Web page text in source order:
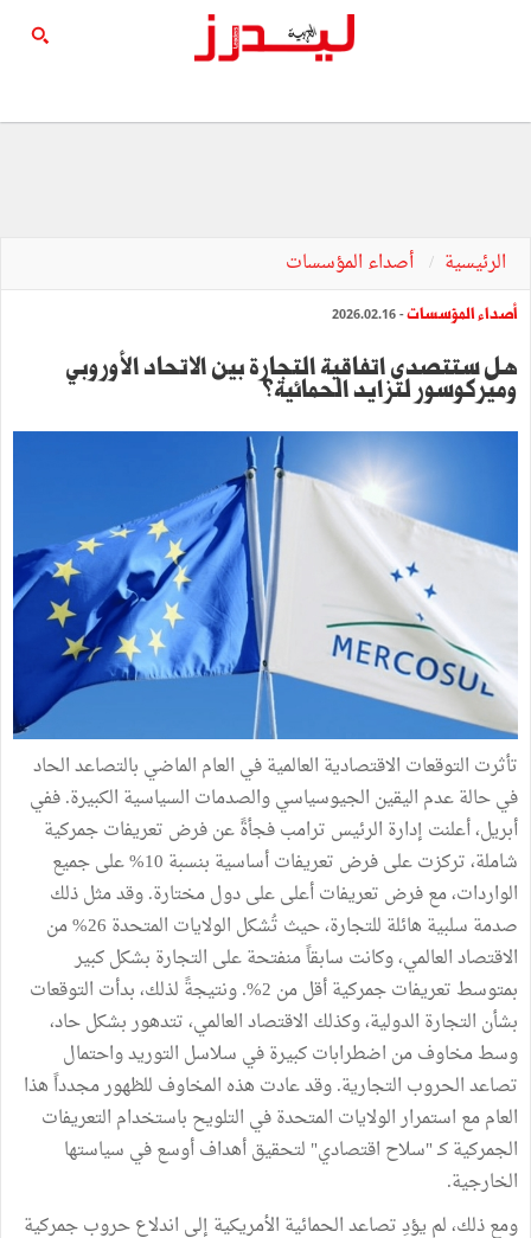
الرئيسية أصداء المؤسسات
أصداء المؤسسات- 2026.02.16
هل ستتصدى اتفاقية التجارة بين الاتحاد الأوروبي
وميركوسور لتزايد الحمائية؟
تأثرت التوقعات الاقتصادية العالمية في العام الماضي بالتصاعد الحاد
في حالة عدم اليقين الجيوسياسي والصدمات السياسية الكبيرة. ففي
أبريل، أعلنت إدارة الرئيس ترامب فجأةً عن فرض تعريفات جمركية
شاملة، تركزت على فرض تعريفات أساسية بنسبة 10% على جميع
الواردات، مع فرض تعريفات أعلى على دول مختارة. وقد مثل ذلك
صدمة سلبية هائلة للتجارة، حيث تُشكل الولايات المتحدة 26% من
الاقتصاد العالمي، وكانت سابقاً منفتحة على التجارة بشكل كبير
بمتوسط تعريفات جمركية أقل من 2%. ونتيجةً لذلك، بدأت التوقعات
بشأن التجارة الدولية، وكذلك الاقتصاد العالمي، تتدهور بشكل حاد،
وسط مخاوف من اضطرابات كبيرة في سلاسل التوريد واحتمال
تصاعد الحروب التجارية. وقد عادت هذه المخاوف للظهور مجدداً هذا
العام مع استمرار الولايات المتحدة في التلويح باستخدام التعريفات
الجمركية كـ "سلاح اقتصادي" لتحقيق أهداف أوسع في سياستها
الخارجية.
ومع ذلك، لم يؤدِ تصاعد الحمائية الأمريكية إلى اندلاع حروب جمركية